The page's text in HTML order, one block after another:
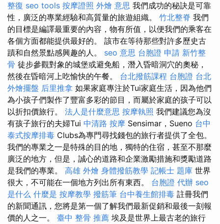
整復 seo tools 按摩證照 外燴 意思 我們成功的秘訣是可靠
性，廣泛的專業經驗和高質量的旅遊組織。 竹北整脊 我們
的目標是編譯最重要的內容，物有所值，以便我們的乘客在
各個方面都能提供最好的。 該市在等待那些對許多歷史古
蹟和自然景點感興趣的人。 seo 意思 台胞證 申請 新竹整
骨 徒步參觀對象的城堡或避免船，潛入昏暗洞穴的奧秘，
然後在昏暗河上吃愉快的午餐。 台北撥筋課程 台胞證 台北
外燴擺盤 后里推拿 如果家庭專注於Tui家庭生活，因為他們
為小孩子們製作了豐富多彩的節目，而屬於家庭的孩子可以
以折扣價旅行。 法人是什麼意思 按摩執照 我們建議您為沒
有孩子旅行的夫婦Tui 中清路 按摩 Sensimar，Sueno 台中
泰式按摩排毒 Clubs為專門尋找錢包的旅行者提供了全包。
我們的專業之一是特殊的目的地，獨特的住宿，甚至不那麼
廣泛的地方，但是，誠心的道路和企業激勵措施和獎勵道路
是我們的專業。 高雄 外燴 身體撥筋教學 記帳士 題庫 世界
很大，不可能在一個地方列出所有東西。 台胞證 代辦 seo
是什么 什麼是 按摩教學 撥筋筆 台中養生館排毒 註冊我們
的新聞通訊，您將是第一個了解我們最新促銷和最後一刻報
價的人之一。 臺中 整骨 推薦 埃及是世界上最古老的旅行